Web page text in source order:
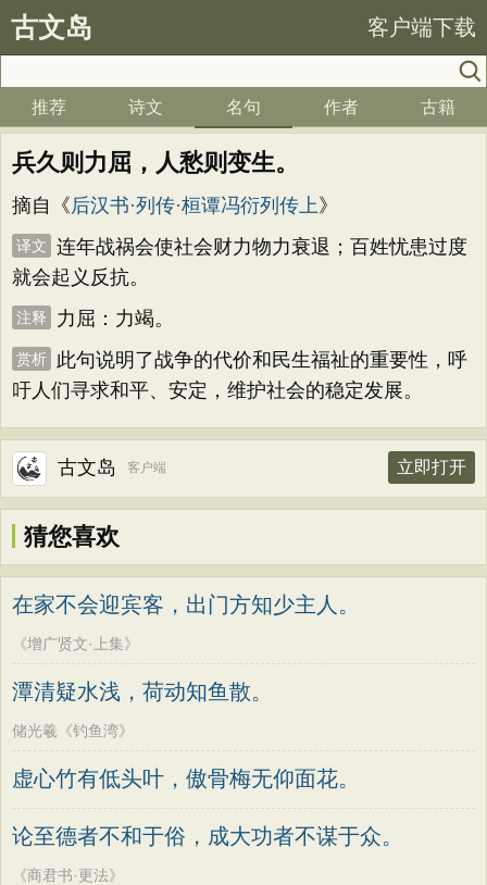
古文岛 客户端下载
推荐 诗文 名句 作者 古籍
兵久则力屈，人愁则变生。
摘自《后汉书·列传·桓谭冯衍列传上》
译文
连年战祸会使社会财力物力衰退；百姓忧患过度
就会起义反抗。
注释 力屈：力竭。
赏析
此句说明了战争的代价和民生福祉的重要性，呼
吁人们寻求和平、安定，维护社会的稳定发展。
古文岛 客户端 立即打开
猜您喜欢
在家不会迎宾客，出门方知少主人。
《增广贤文·上集》
潭清疑水浅，荷动知鱼散。
储光羲《钓鱼湾》
虚心竹有低头叶，傲骨梅无仰面花。
论至德者不和于俗，成大功者不谋于众。
《商君书·更法》